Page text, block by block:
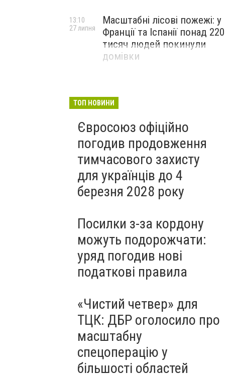
Масштабні лісові пожежі: у
Франції та Іспанії понад 220
тисяч людей покинули
домівки
13:10
27 липня
ТОП НОВИНИ
Євросоюз офіційно
погодив продовження
тимчасового захисту
для українців до 4
березня 2028 року
Посилки з-за кордону
можуть подорожчати:
уряд погодив нові
податкові правила
«Чистий четвер» для
ТЦК: ДБР оголосило про
масштабну
спецоперацію у
більшості областей